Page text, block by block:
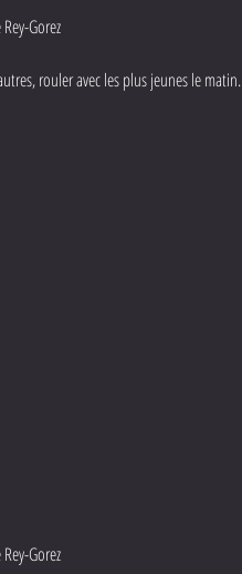
Gorez
rouler avec les plus jeunes le matin.
Gorez